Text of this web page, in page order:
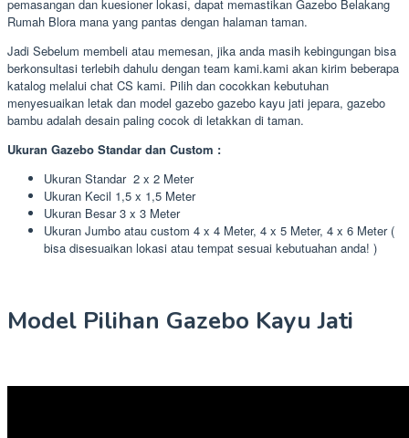
pemasangan dan kuesioner lokasi, dapat memastikan Gazebo Belakang
Rumah Blora mana yang pantas dengan halaman taman.
Jadi Sebelum membeli atau memesan, jika anda masih kebingungan bisa
berkonsultasi terlebih dahulu dengan team kami.kami akan kirim beberapa
katalog melalui chat CS kami. Pilih dan cocokkan kebutuhan
menyesuaikan letak dan model gazebo gazebo kayu jati jepara, gazebo
bambu adalah desain paling cocok di letakkan di taman.
Ukuran Gazebo Standar dan Custom :
Ukuran Standar 2 x 2 Meter
Ukuran Kecil 1,5 x 1,5 Meter
Ukuran Besar 3 x 3 Meter
Ukuran Jumbo atau custom 4 x 4 Meter, 4 x 5 Meter, 4 x 6 Meter (
bisa disesuaikan lokasi atau tempat sesuai kebutuahan anda! )
Model Pilihan Gazebo Kayu Jati